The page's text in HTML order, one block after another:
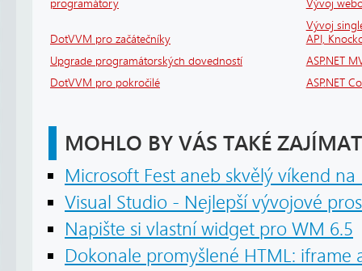
programátory
Vývoj
DotVVM pro začátečníky
Vývoj
API,
Upgrade programátorských dovedností
ASP.NET
DotVVM pro pokročilé
ASP.NET
MOHLO BY VÁS TAKÉ ZAJÍMAT
Microsoft Fest aneb skvělý víkend
Visual Studio - Nejlepší vývojové
Napište si vlastní widget pro WM 6.5
Dokonale promyšlené HTML: iframe